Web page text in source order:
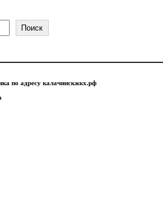
Поиск
по адресу калачинскжкх.рф